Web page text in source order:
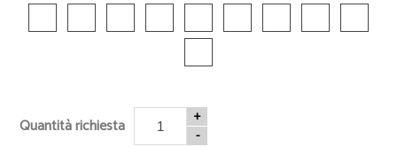
Quantità richiesta
+
-